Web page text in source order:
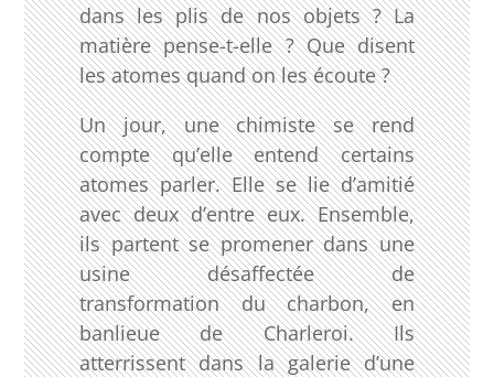
dans les plis de nos objets ? La
matière pense-t-elle ? Que disent
les atomes quand on les écoute ?
Un jour, une chimiste se rend
compte qu’elle entend certains
atomes parler. Elle se lie d’amitié
avec deux d’entre eux. Ensemble,
ils partent se promener dans une
usine désaffectée de
transformation du charbon, en
banlieue de Charleroi. Ils
atterrissent dans la galerie d’une